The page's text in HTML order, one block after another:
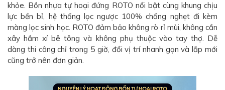
khỏe. Bồn nhựa tự hoại đứng ROTO nổi bật cùng khung chịu
lực bền bỉ, hệ thống lọc ngược 100% chống nghẹt đi kèm
màng lọc sinh học. ROTO đảm bảo không rò rỉ mùi, không cần
xây hầm xí bê tông và không phụ thuộc vào tay thợ. Dễ
dàng thi công chỉ trong 5 giờ, đổi vị trí nhanh gọn và lắp mới
cũng trở nên đơn giản.